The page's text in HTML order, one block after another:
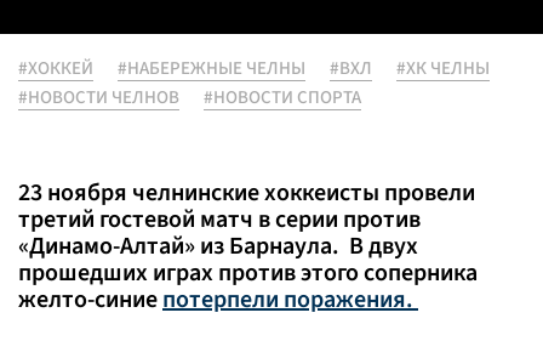
#ХОККЕЙ #НАБЕРЕЖНЫЕ ЧЕЛНЫ #ВХЛ
#ХК ЧЕЛНЫ
#НОВОСТИ ЧЕЛНОВ
#НОВОСТИ СПОРТА
23 ноября челнинские хоккеисты провели
третий гостевой матч в серии против
«Динамо-Алтай» из Барнаула. В двух
прошедших играх против этого соперника
желто-синиепотерпели поражения.